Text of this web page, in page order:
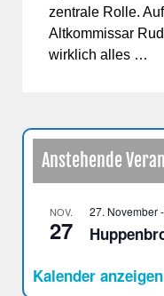
zentrale Rolle.
Altkommissar
wirklich alles …
Anstehende
NOV.
27
27. November-
Kalender anzeigen